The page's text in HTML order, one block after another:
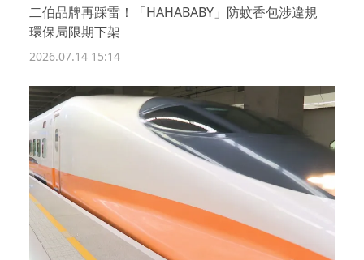
二伯品牌再踩雷！「HAHABABY」防蚊香包涉違規
環保局限期下架
2026.07.14 15:14